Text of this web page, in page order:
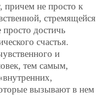
причем не просто к
стремящейся
достичь
счастья.
и
тем самым,
вызывают в нем